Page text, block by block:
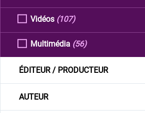
Vidéos (107)
Multimédia (56)
ÉDITEUR / PRODUCTEUR
AUTEUR